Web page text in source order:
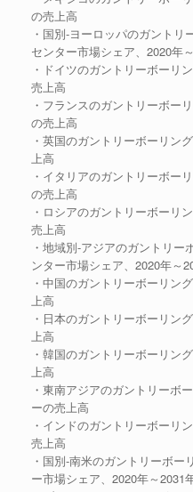
の売上高
・国別-ヨーロッパのガント
センター市場シェア、2020年
・ドイツのガントリーボーリ
売上高
・フランスのガントリーボー
の売上高
・英国のガントリーボーリン
上高
・イタリアのガントリーボー
の売上高
・ロシアのガントリーボーリ
売上高
・地域別-アジアのガントリ
ンター市場シェア、2020年～
・中国のガントリーボーリン
上高
・日本のガントリーボーリン
上高
・韓国のガントリーボーリン
上高
・東南アジアのガントリーボ
ーの売上高
・インドのガントリーボーリ
売上高
・国別-南米のガントリーボー
ー市場シェア、2020年～2031